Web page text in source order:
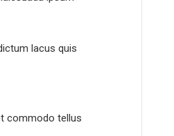
lacus quis
commodo tellus